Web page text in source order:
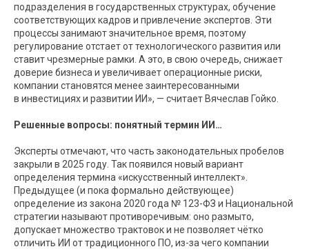
подразделения в государственных структурах, обучение
соответствующих кадров и привлечение экспертов. Эти
процессы занимают значительное время, поэтому
регулирование отстает от технологического развития или
ставит чрезмерные рамки. А это, в свою очередь, снижает
доверие бизнеса и увеличивает операционные риски,
компании становятся менее заинтересованными
в инвестициях и развитии ИИ», — считает Вячеслав Гойко.
Решенные вопросы: понятный термин ИИ…
Эксперты отмечают, что часть законодательных пробелов
закрыли в 2025 году. Так появился новый вариант
определения термина «искусственный интеллект».
Предыдущее (и пока формально действующее)
определение из закона 2020 года № 123-ФЗ и Национальной
стратегии называют противоречивым: оно размыто,
допускает множество трактовок и не позволяет чётко
отличить ИИ от традиционного ПО, из-за чего компании